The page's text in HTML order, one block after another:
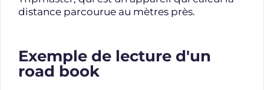
distance parcourue au mètres près.
Exemple de lecture d'un
road book